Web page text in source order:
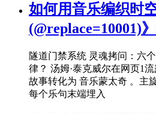
如何用音乐编织时
(@replace=10001)
隧道门禁系统 灵魂拷问：六
律？ 汤姆·泰克威尔在网页1
故事转化为 音乐蒙太奇 。主
每个乐句末端埋入